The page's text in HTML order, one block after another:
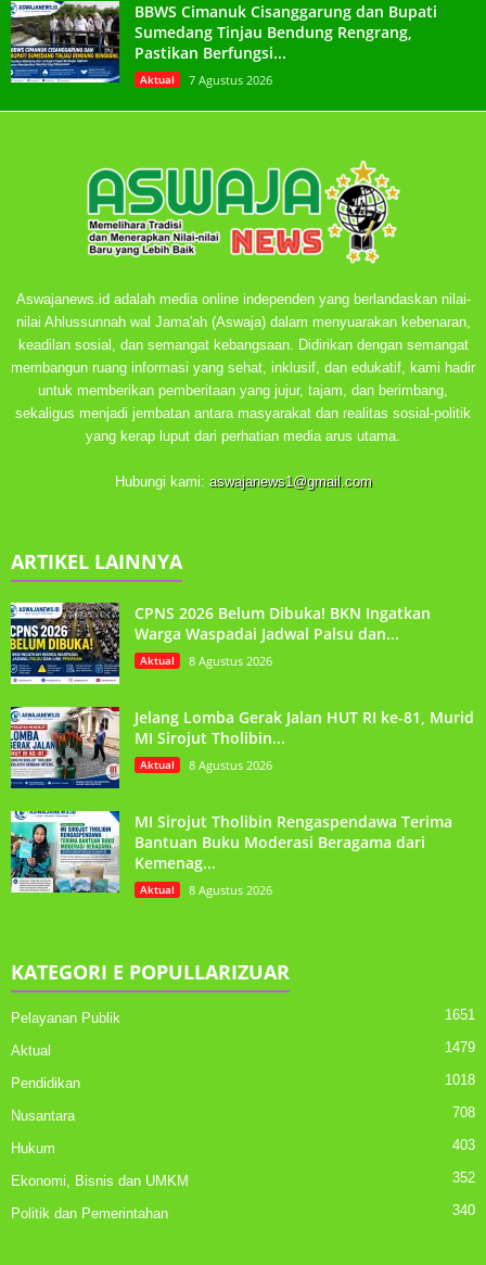
BBWS Cimanuk Cisanggarung dan Bupati
Sumedang Tinjau Bendung Rengrang,
Pastikan Berfungsi...
Aktual 7 Agustus 2026
Aswajanews.id adalah media online independen yang berlandaskan nilai-
nilai Ahlussunnah wal Jama'ah (Aswaja) dalam menyuarakan kebenaran,
keadilan sosial, dan semangat kebangsaan. Didirikan dengan semangat
membangun ruang informasi yang sehat, inklusif, dan edukatif, kami hadir
untuk memberikan pemberitaan yang jujur, tajam, dan berimbang,
sekaligus menjadi jembatan antara masyarakat dan realitas sosial-politik
yang kerap luput dari perhatian media arus utama.
Hubungi kami: aswajanews1@gmail.com
ARTIKEL LAINNYA
CPNS 2026 Belum Dibuka! BKN Ingatkan
Warga Waspadai Jadwal Palsu dan...
Aktual 8 Agustus 2026
Jelang Lomba Gerak Jalan HUT RI ke-81, Murid
MI Sirojut Tholibin...
Aktual 8 Agustus 2026
MI Sirojut Tholibin Rengaspendawa Terima
Bantuan Buku Moderasi Beragama dari
Kemenag...
Aktual 8 Agustus 2026
KATEGORI E POPULLARIZUAR
Pelayanan Publik 1651
Aktual 1479
Pendidikan 1018
Nusantara 708
Hukum 403
Ekonomi, Bisnis dan UMKM 352
Politik dan Pemerintahan 340